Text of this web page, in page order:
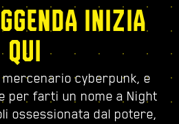
INIZIA
QUI
mercenario cyberpunk, e
per farti un nome a Night
ossessionata dal potere,